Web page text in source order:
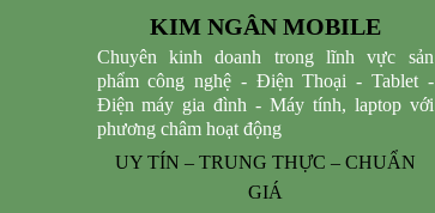
KIM NGÂN MOBILE
Chuyên kinh doanh trong lĩnh vực sản
phẩm công nghệ - Điện Thoại - Tablet -
Điện máy gia đình - Máy tính, laptop với
phương châm hoạt động
UY TÍN – TRUNG THỰC – CHUẨN
GIÁ